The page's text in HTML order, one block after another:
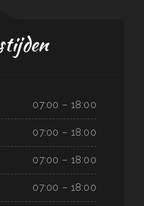
07:00 – 18:00
07:00 – 18:00
07:00 – 18:00
07:00 – 18:00